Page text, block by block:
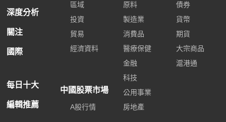
深度分析
關注
國際
每日十大
編輯推薦
區域
投資
貿易
經濟資料
中國股票市場
A股行情
原料
製造業
消費品
醫療保健
金融
科技
公用事業
房地產
債券
貨幣
期貨
大宗商品
滬港通